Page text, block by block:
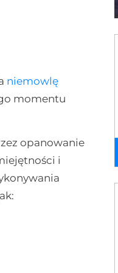
niemowlę
momentu
opanowanie
i